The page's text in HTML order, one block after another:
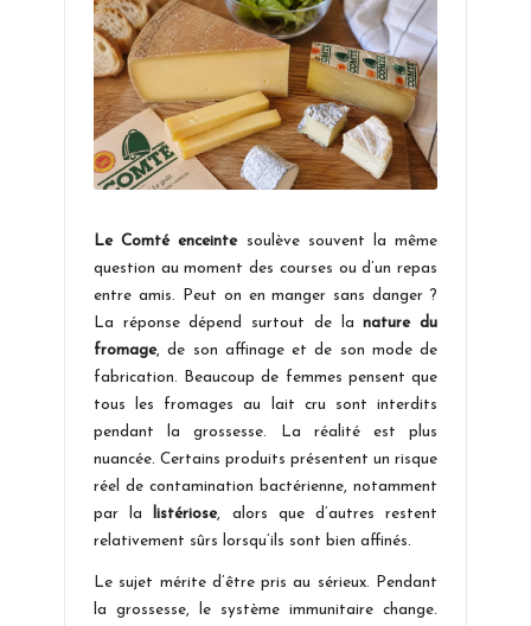
Le Comté enceintesoulève souvent la même
question au moment des courses ou d’un repas
entre amis. Peut on en manger sans danger ?
La réponse dépend surtout de lanature du
fromage, de son affinage et de son mode de
fabrication. Beaucoup de femmes pensent que
tous les fromages au lait cru sont interdits
pendant la grossesse. La réalité est plus
nuancée. Certains produits présentent un risque
réel de contamination bactérienne, notamment
par la
listériose, alors que d’autres restent
relativement sûrs lorsqu’ils sont bien affinés.
Le sujet mérite d’être pris au sérieux. Pendant
la grossesse, le système immunitaire change.